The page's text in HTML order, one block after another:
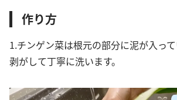
作り方
1.チンゲン菜は根元の部分に泥が入っ
剥がして丁寧に洗います。